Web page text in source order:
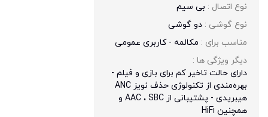
نوع اتصال : بی سیم
نوع گوشی : دو گوشی
مناسب برای : مکالمه - کاربری عمومی
دیگر ویژگی ها :
دارای حالت تاخیر کم برای بازی و فیلم -
بهره‌مندی از تکنولوژی حذف نویز ANC
هیبریدی - پشتیبانی از AAC ، SBC و
همچنین HiFi